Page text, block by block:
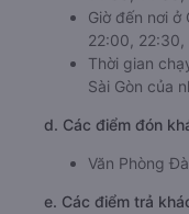
Quang Dũng
Giờ xuất phát
14:00, 14:30,
Giờ đến nơi ở
22:00,
Sài Gòn của
d. Các điểm đón